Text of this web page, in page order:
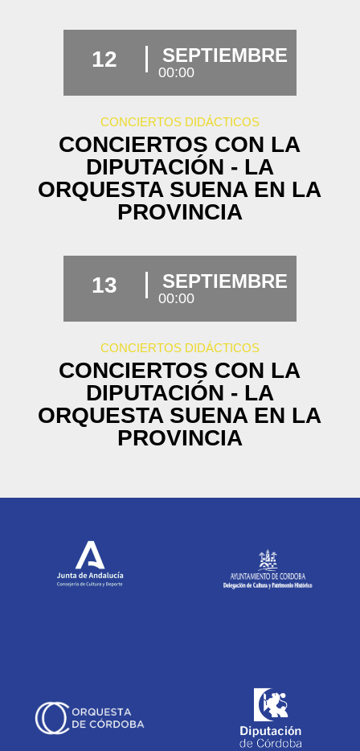
12 SEPTIEMBRE
00:00
CONCIERTOS DIDÁCTICOS
CONCIERTOS CON LA
DIPUTACIÓN - LA
ORQUESTA SUENA EN LA
PROVINCIA
13 SEPTIEMBRE
00:00
CONCIERTOS DIDÁCTICOS
CONCIERTOS CON LA
DIPUTACIÓN - LA
ORQUESTA SUENA EN LA
PROVINCIA